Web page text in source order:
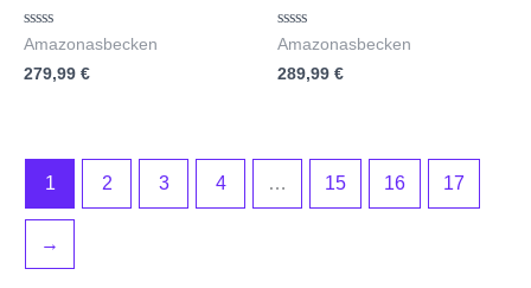
Bewertet
0
Amazonasbecken
279,99 €
Bewertet
0
Amazonasbecken
289,99 €
1 2 3 4 … 15 16 17
→